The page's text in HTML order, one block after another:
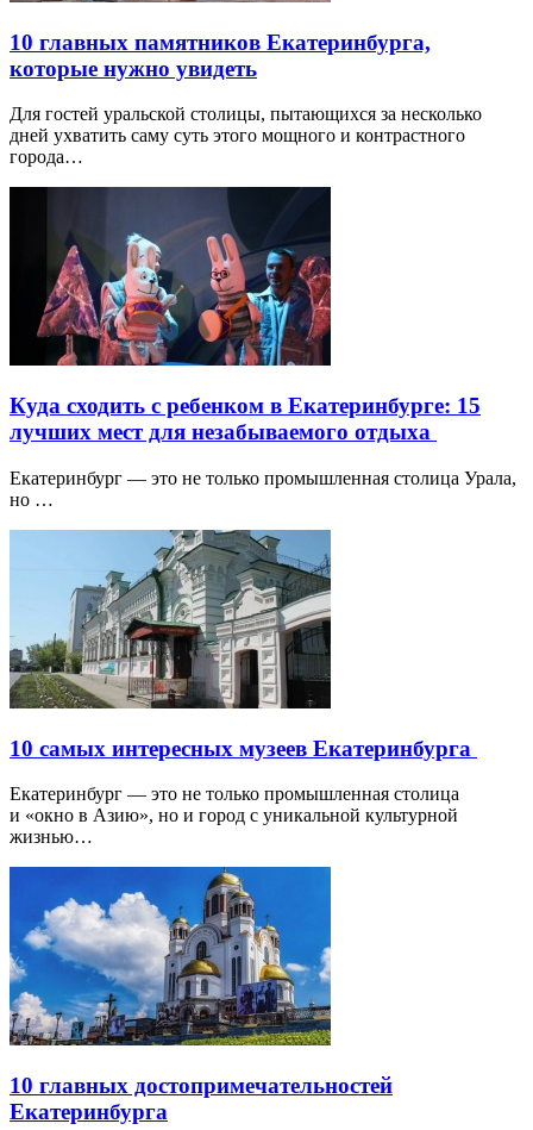
10 главных памятников Екатеринбурга,
которые нужно увидеть
Для гостей уральской столицы, пытающихся за несколько
дней ухватить саму суть этого мощного и контрастного
города…
Куда сходить с ребенком в Екатеринбурге: 15
лучших мест для незабываемого отдыха
Екатеринбург — это не только промышленная столица Урала,
но …
10 самых интересных музеев Екатеринбурга
Екатеринбург — это не только промышленная столица
и «окно в Азию», но и город с уникальной культурной
жизнью…
10 главных достопримечательностей
Екатеринбурга